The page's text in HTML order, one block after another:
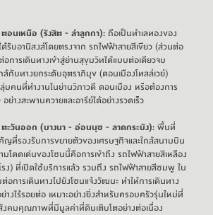
อนเหนือ (รังสิต - ลำลูกกา):ถือเป็นทำเลทองของ
รับอานิสงส์โดยตรงจาก รถไฟฟ้าสายสีเขียว(ส่วนต่อ
การเดินทางเข้าสู่ย่านสุขุมวิทได้แบบต่อเดียวจบ
ล้กับทางยกระดับอุตราภิมุข (ดอนเมืองโทลล์เวย์)
มคนที่ทำงานในย่านวิภาวดี ดอนเมือง หรือต้องการ
อย่างสะพานควายและอารีย์ได้อย่างรวดเร็ว
ะวันออก (บางนา - อ่อนนุช - ลาดกระบัง):พื้นที่
ที่รองรับการขยายตัวของเศรษฐกิจและใกล้สนามบิน
โดดเด่นของโซนนี้คือการเข้าถึง รถไฟฟ้าสายสีเหลือง
ง) ที่เปิดใช้บริการแล้ว รวมถึง รถไฟฟ้าสายสีชมพูใน
อการเดินทางไปยังโซนแจ้งวัฒนะ ทำให้การเดินทาง
างไร้รอยต่อ เหมาะอย่างยิ่งสำหรับครอบครัวรุ่นใหม่ที่
งคมคุณภาพที่มีมูลค่าที่ดินเติบโตอย่างต่อเนื่อง